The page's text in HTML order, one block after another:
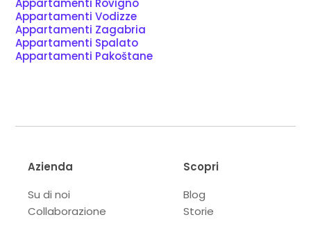
Appartamenti Vodizze
Appartamenti Zagabria
Appartamenti Spalato
Appartamenti Pakoštane
Azienda
Su di noi
Collaborazione
Scopri
Blog
Storie